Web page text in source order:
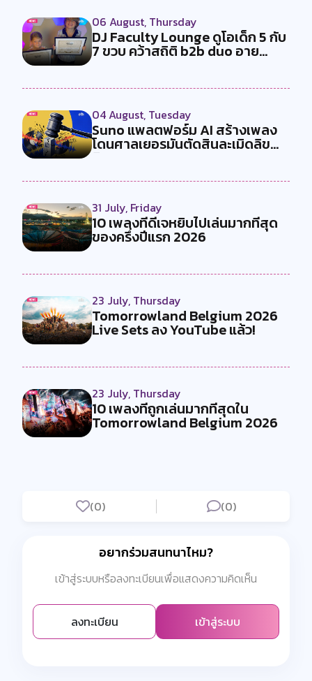
06 August, Thursday
DJ Faculty Lounge ดูโอเด็ก 5 กับ
7 ขวบ คว้าสถิติ b2b duo อาย...
04 August, Tuesday
Suno แพลตฟอร์ม AI สร้างเพลง
โดนศาลเยอรมันตัดสินละเมิดลิข
31 July, Friday
10 เพลงที่ดีเจหยิบไปเล่นมากที่สุด
ของครึ่งปีแรก 2026
23 July, Thursday
Tomorrowland Belgium 2026
Live Sets ลง YouTube แล้ว!
23 July, Thursday
10 เพลงที่ถูกเล่นมากที่สุดใน
Tomorrowland Belgium 2026
(0) (0)
อยากร่วมสนทนาไหม?
เข้าสู่ระบบหรือลงทะเบียนเพื่อแสดงความคิดเห็น
ลงทะเบียน เข้าสู่ระบบ